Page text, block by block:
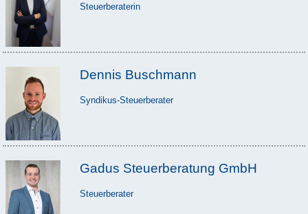
Steuerberaterin
Dennis Buschmann
Syndikus-Steuerberater
Gadus Steuerberatung GmbH
Steuerberater